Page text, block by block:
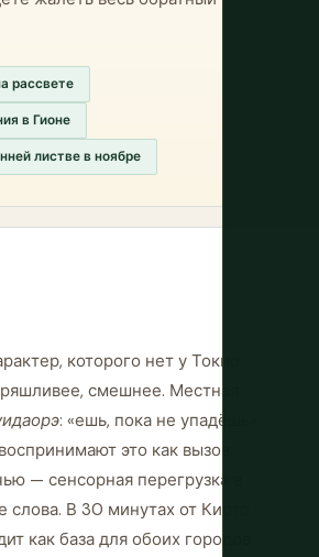
рассвете
в Гионе
листве в ноябре
которого нет у Токио.
смешнее. Местная
: «ешь, пока не упадёшь».
это как вызов.
— сенсорная перегрузка в
В 30 минутах от Киото,
как база для обоих городов.